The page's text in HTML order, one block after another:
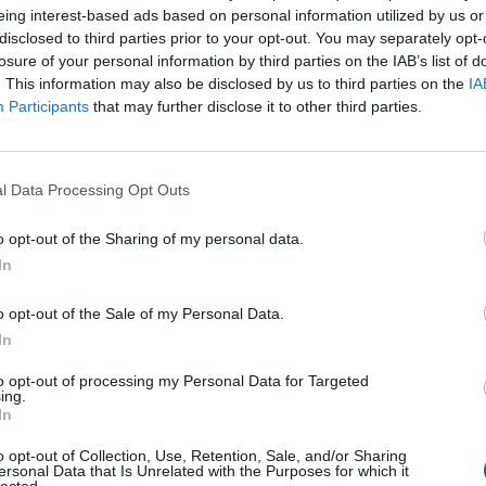
interest-based ads based on personal information utilized by us
to third parties prior to your opt-out. You may separately
of your personal information by third parties on the IAB’s list of
This information may also be disclosed by us to third parties on the
Participants that may further disclose it to other third parties.
Data Processing Opt Outs
opt-out of the Sharing of my personal data.
opt-out of the Sale of my Personal Data.
opt-out of processing my Personal Data for Targeted
opt-out of Collection, Use, Retention, Sale, and/or Sharing
Data that Is Unrelated with the Purposes for which it
Visi įrašai
į